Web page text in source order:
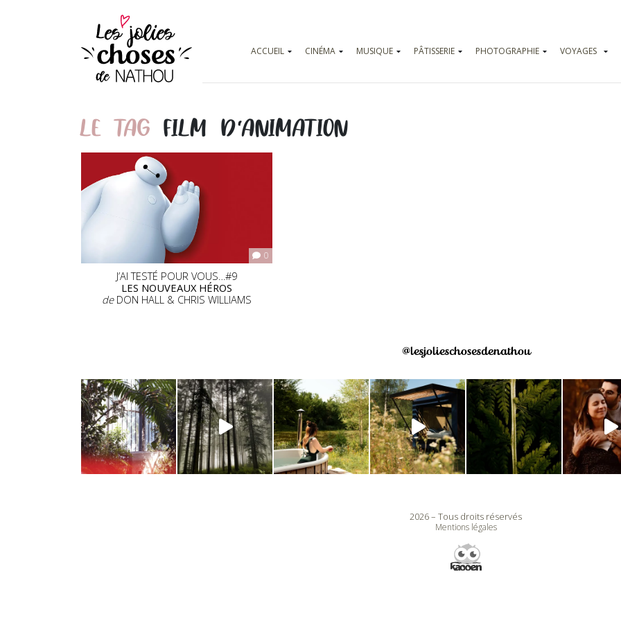
ACCUEIL CINÉMA MUSIQUE PÂTISSERIE PHOTOGRAPHIE
VOYAGES
Parcs
LE TAGFILM D’ANIMATION
0
J’AI TESTÉ POUR VOUS…#9
LES NOUVEAUX HÉROS
deDON HALL & CHRIS WILLIAMS
@lesjolieschosesdenathou
2026 – Tous droits réservés
Mentions légales